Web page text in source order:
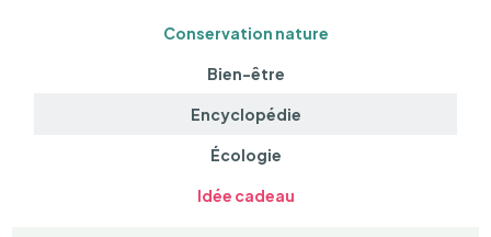
Conservation nature
Bien-être
Encyclopédie
Écologie
Idée cadeau